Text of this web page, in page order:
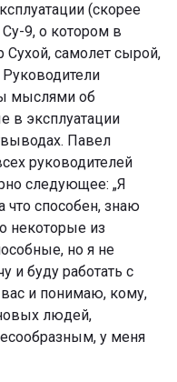
(скорее
9, о котором в
Сухой, самолет сырой,
Руководители
мыслями об
в эксплуатации
Павел
руководителей
следующее: „Я
что способен, знаю
некоторые из
но я не
и буду работать с
и понимаю, кому,
людей,
у меня